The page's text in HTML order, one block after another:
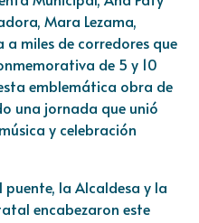
Mara Lezama,
miles de corredores que
de 5 y 10
emblemática obra de
una jornada que unió
y celebración
la Alcaldesa y la
encabezaron este